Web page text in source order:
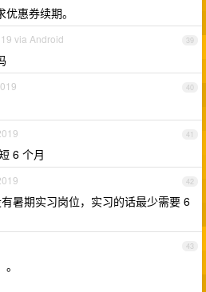
惠券续期。
39
via Android
40
41
6 个月
42
暑期实习岗位，实习的话最少需要 6
43